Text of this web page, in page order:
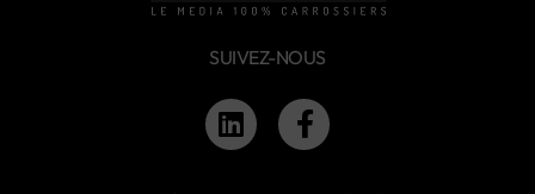
SUIVEZ-NOUS